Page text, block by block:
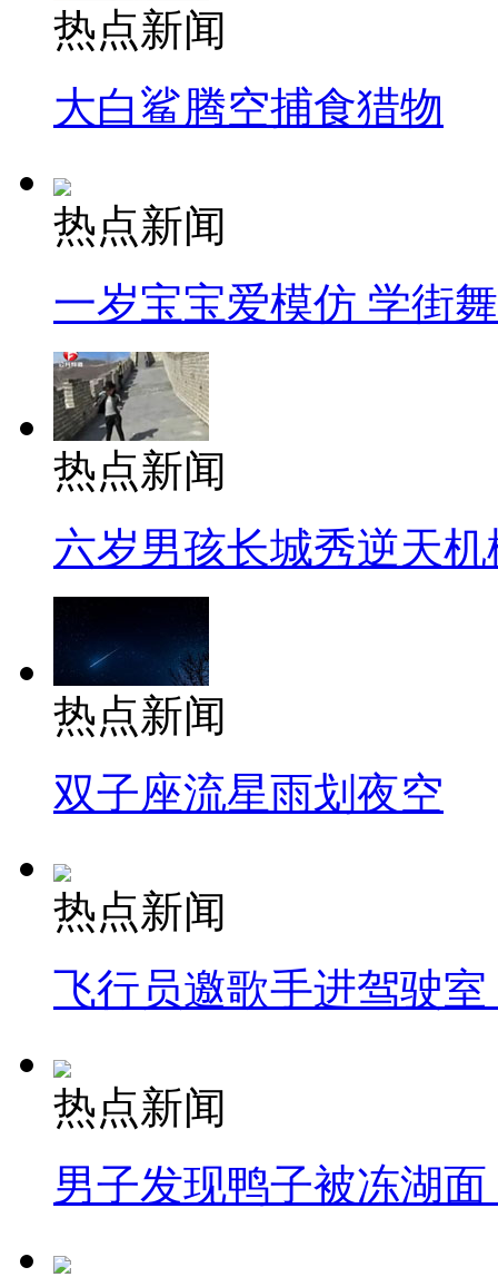
热点新闻
大白鲨腾空捕食猎物
热点新闻
一岁宝宝爱模仿 学街
热点新闻
六岁男孩长城秀逆天机
热点新闻
双子座流星雨划夜空
热点新闻
飞行员邀歌手进驾驶
热点新闻
男子发现鸭子被冻湖